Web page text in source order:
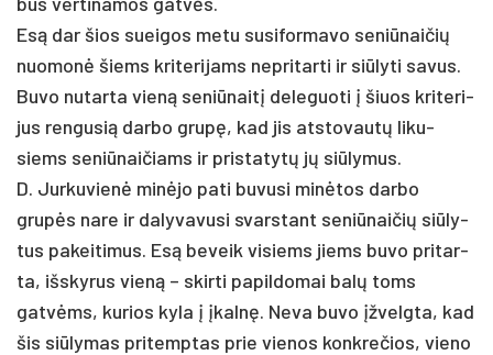
Esą dar šios suei­gos me­tu su­si­for­ma­vo se­niū­nai­čių
nuo­monė šiems kri­te­ri­jams ne­pri­tar­ti ir siū­ly­ti sa­vus.
Bu­vo nu­tar­ta vieną se­niū­naitį de­le­guo­ti į šiuos kri­te­ri­
jus ren­gu­sią dar­bo grupę, kad jis at­sto­vautų li­ku­
siems se­niū­nai­čiams ir pri­sta­tytų jų siū­ly­mus.
D. Jur­ku­vienė minė­jo pa­ti bu­vu­si minė­tos dar­bo
grupės na­re ir da­ly­va­vu­si svars­tant se­niū­nai­čių siū­ly­
tus pa­kei­ti­mus. Esą be­veik vi­siems jiems bu­vo pri­tar­
ta, išs­ky­rus vieną – skir­ti pa­pil­do­mai balų toms
gatvėms, ku­rios ky­la į įkalnę. Neva buvo įžvelgta, kad
šis siū­ly­mas pri­temp­tas prie vie­nos konk­re­čios, vie­no